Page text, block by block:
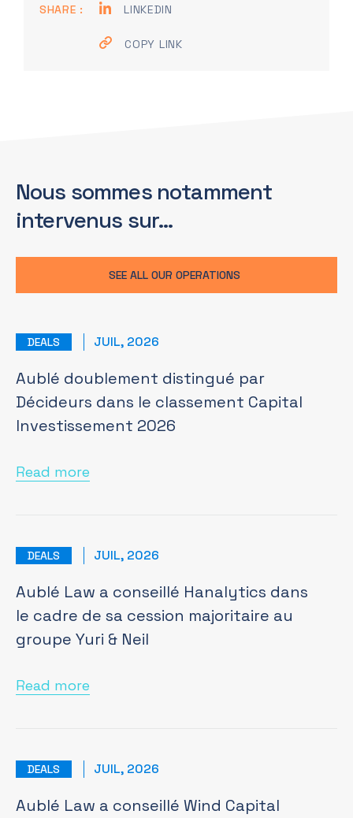
SHARE : LINKEDIN
COPY LINK
Nous sommes notamment
intervenus sur…
SEE ALL OUR OPERATIONS
DEALS JUIL, 2026
Aublé doublement distingué par
Décideurs dans le classement Capital
Investissement 2026
Read more
DEALS JUIL, 2026
Aublé Law a conseillé Hanalytics dans
le cadre de sa cession majoritaire au
groupe Yuri & Neil
Read more
DEALS JUIL, 2026
Aublé Law a conseillé Wind Capital